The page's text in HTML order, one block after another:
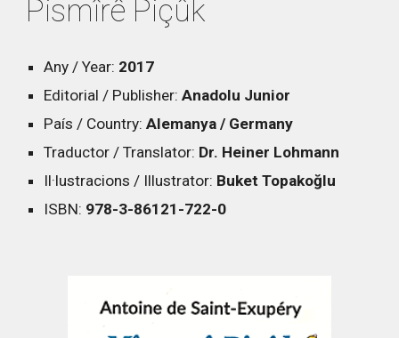
Pismîrê Piçûk
Any / Year: 2017
Editorial / Publisher:Anadolu Junior
País / Country:Alemanya / Germany
Traductor / Translator: Dr. Heiner Lohmann
Il·lustracions / Illustrator: Buket Topakoğlu
ISBN: 978-3-86121-722-0